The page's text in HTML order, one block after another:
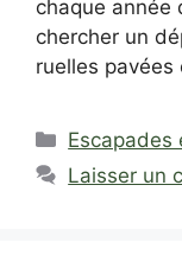
chaque année
chercher un
ruelles
Catégories
Escapades
Laisser un